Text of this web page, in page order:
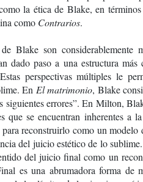
la ética de Blake, en
como Contrarios.
Blake son considerablemente
dado paso a una estructura
perspectivas múltiples le
En El matrimonio, Blake
siguientes errores”. En Milton,
que se encuentran inherentes a
reconstruirlo como un modelo
del juicio estético de lo
del juicio final como un
es una abrumadora forma de